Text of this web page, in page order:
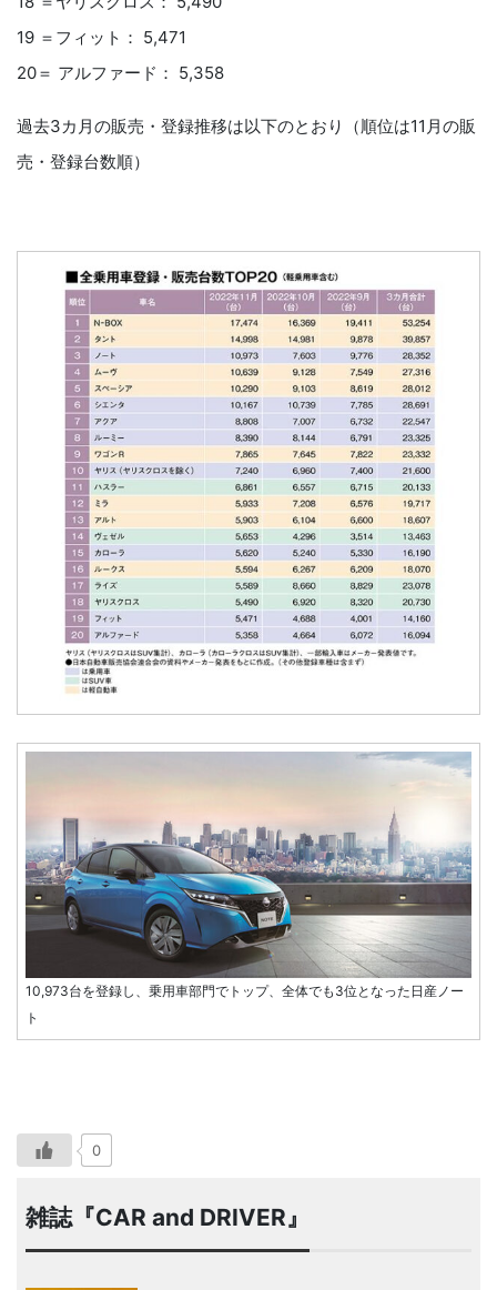
19 ＝フィット： 5,471
20＝ アルファード： 5,358
過去3カ月の販売・登録推移は以下のとおり（順位は11月の販
売・登録台数順）
10,973台を登録し、乗用車部門でトップ、全体でも3位となった日産ノー
ト
0
雑誌『CAR and DRIVER』